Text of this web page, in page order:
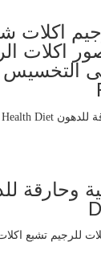
اكلات
اكلات